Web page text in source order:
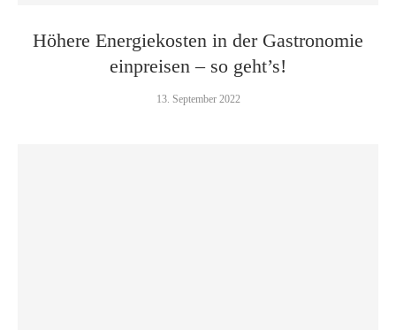
Höhere Energiekosten in der Gastronomie
einpreisen – so geht’s!
13. September 2022